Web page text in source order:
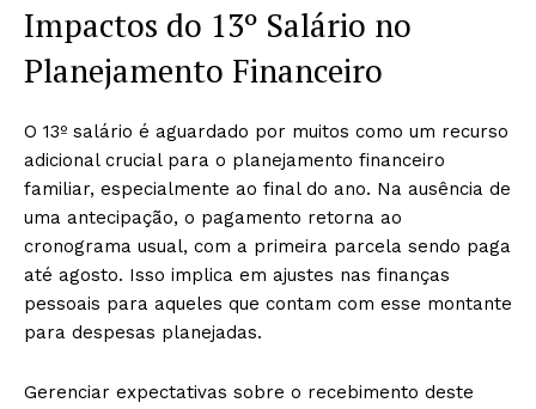
Impactos do 13º Salário no
Planejamento Financeiro
O 13º salário é aguardado por muitos como um recurso
adicional crucial para o planejamento financeiro
familiar, especialmente ao final do ano. Na ausência de
uma antecipação, o pagamento retorna ao
cronograma usual, com a primeira parcela sendo paga
até agosto. Isso implica em ajustes nas finanças
pessoais para aqueles que contam com esse montante
para despesas planejadas.
Gerenciar expectativas sobre o recebimento deste